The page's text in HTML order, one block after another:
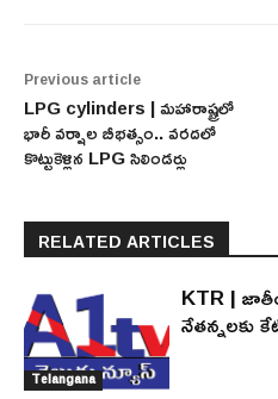
Previous article
LPG cylinders | మహారాష్ట్రలో
భారీ వర్షాల బీభత్సం.. వరదలో
కొట్టుకెళ్లిన LPG సిలిండర్లు
RELATED ARTICLES
Telangana
KTR |
నేతన్నలకు